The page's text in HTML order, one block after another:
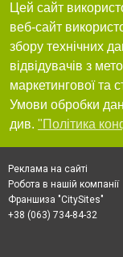
Цей сайт
веб-сайт
збору технічних
відвідувачів з
маркетингової та
Умови обробки
див. "Політика
Реклама на сайті
Робота в нашій компанії
Франшиза "CitySites"
+38 (063) 734-84-32